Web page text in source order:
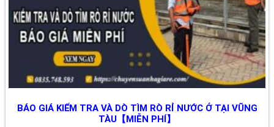
BÁO GIÁ KIỂM TRA VÀ DÒ TÌM RÒ RỈ NƯỚC Ở TẠI VŨNG
TÀU【MIỄN PHÍ】